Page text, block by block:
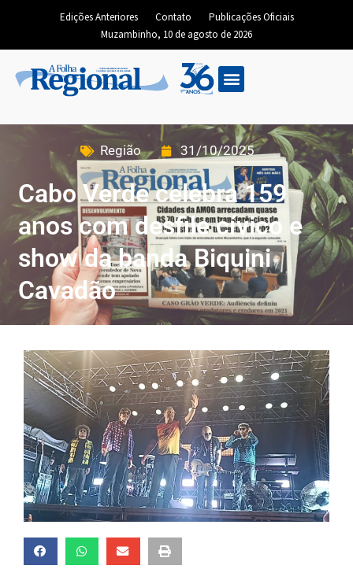
Edições Anteriores Contato
Publicações Oficiais
Muzambinho, 10 de agosto de 2026
Região 31/10/2025
Cabo Verde celebra 159
anos com desfile cívico e
show da banda Biquini
Cavadão